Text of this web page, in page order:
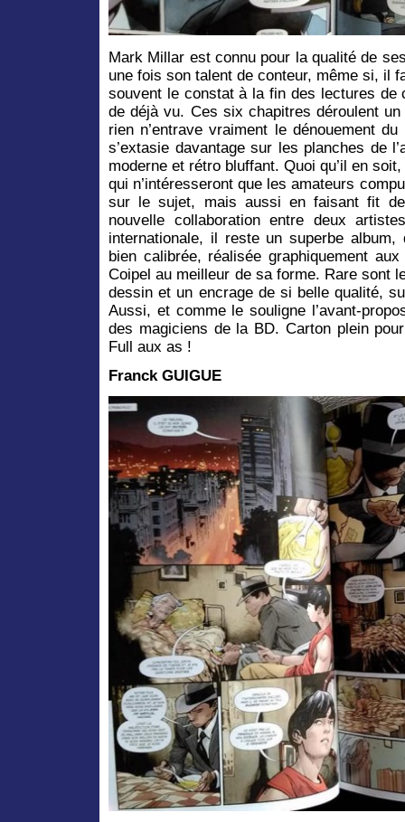
Mark Millar est connu pour la qualité de
une fois son talent de conteur, même si, il
souvent le constat à la fin des lectures de
de déjà vu. Ces six chapitres déroulent
rien n’entrave vraiment le dénouement
s’extasie davantage sur les planches de
moderne et rétro bluffant. Quoi qu’il en
qui n’intéresseront que les amateurs
sur le sujet, mais aussi en faisant fit
nouvelle collaboration entre deux
internationale, il reste un superbe album,
bien calibrée, réalisée graphiquement
Coipel au meilleur de sa forme. Rare sont
dessin et un encrage de si belle qualité,
Aussi, et comme le souligne l’avant-
des magiciens de la BD. Carton plein
Full aux as !
Franck GUIGUE